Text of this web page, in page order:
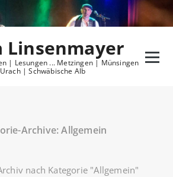
Linsenmayer
| Lesungen ... Metzingen | Münsingen
| Schwäbische Alb
Archive: Allgemein
nach Kategorie "Allgemein"